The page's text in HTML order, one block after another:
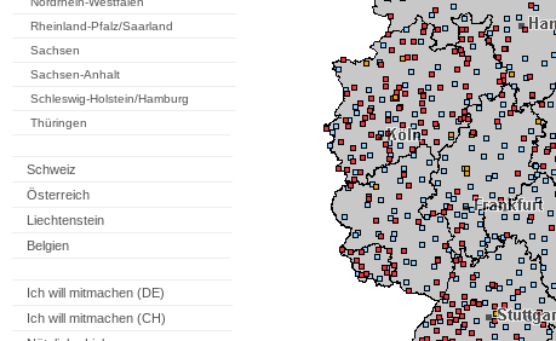
Rheinland-Pfalz/Saarland
Sachsen
Sachsen-Anhalt
Schleswig-Holstein/Hamburg
Thüringen
Schweiz
Österreich
Liechtenstein
Belgien
Ich will mitmachen (DE)
Ich will mitmachen (CH)